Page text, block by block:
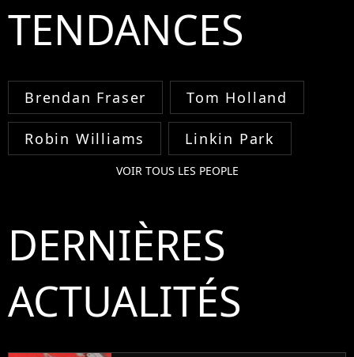
TENDANCES
Brendan Fraser Tom Holland
Robin Williams Linkin Park
VOIR TOUS LES PEOPLE
DERNIÈRES
ACTUALITÉS